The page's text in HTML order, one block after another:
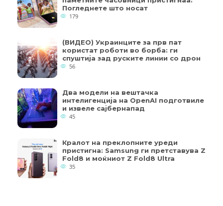
Погледнете што носат
179
(ВИДЕО) Украинците за прв пат
користат роботи во борба: ги
спуштија зад руските линии со дрон
56
Два модели на вештачка
интелигенција на OpenAI подготвиле
и извеле сајбернапад
45
Кралот на преклопните уреди
пристигна: Samsung ги претставува Z
Fold8 и моќниот Z Fold8 Ultra
35